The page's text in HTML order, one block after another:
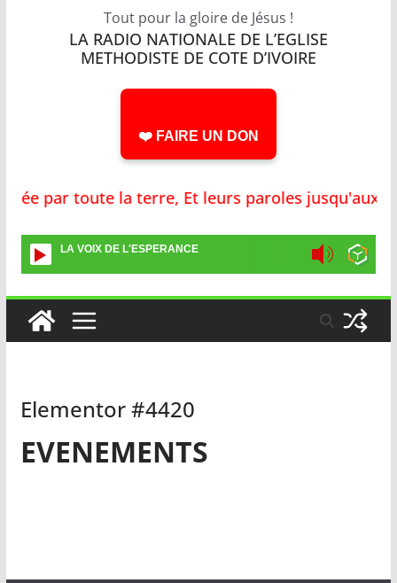
Tout pour la gloire de Jésus !
LA RADIO NATIONALE DE L’EGLISE
METHODISTE DE COTE D’IVOIRE
❤️ FAIRE UN DON
par toute la terre, Et leurs paroles jusqu'aux
LA VOIX DE L'ESPERANCE
Elementor #4420
EVENEMENTS